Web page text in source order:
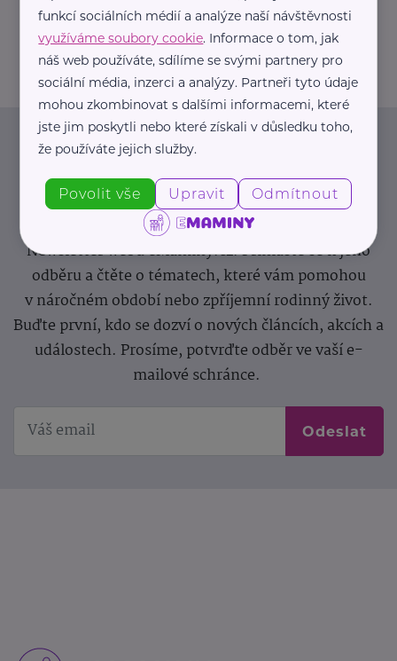
+420 605 244 772
houstecka.alena@gmail.com
Newsletter
Pravidelný přísun novinek, inspirace na každý den,
podpora pro rodiče i sdílení zkušeností. Takový je
Newsletter webu eMaminy.cz. Přihlaste se k jeho
odběru a čtěte o tématech, které vám pomohou
v náročném období nebo zpříjemní rodinný život.
Buďte první, kdo se dozví o nových článcích, akcích a
událostech. Prosíme, potvrďte odběr ve vaší e-
mailové schránce.
Odeslat
funkcí sociálních médií a analýze naší návštěvnosti
využíváme soubory cookie. Informace o tom, jak
náš web používáte, sdílíme se svými partnery pro
sociální média, inzerci a analýzy. Partneři tyto údaje
mohou zkombinovat s dalšími informacemi, které
jste jim poskytli nebo které získali v důsledku toho,
že používáte jejich služby.
Povolit vše Upravit Odmítnout